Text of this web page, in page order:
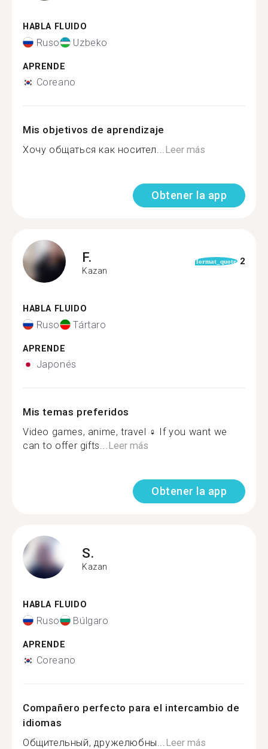
HABLA FLUIDO
Ruso Uzbeko
APRENDE
Coreano
Mis objetivos de aprendizaje
Хочу общаться как носител...Leer más
Obtener la app
F.
Kazan
format_quote 2
HABLA FLUIDO
Ruso Tártaro
APRENDE
Japonés
Mis temas preferidos
Video games, anime, travel ‍♀️ If you want we
can to offer gifts...Leer más
Obtener la app
S.
Kazan
HABLA FLUIDO
Ruso Búlgaro
APRENDE
Coreano
Compañero perfecto para el intercambio de
idiomas
Общительный, дружелюбны...Leer más